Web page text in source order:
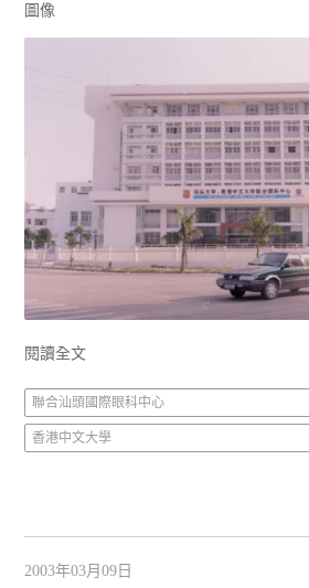
圖像
閱讀全文
聯合汕頭國際眼科中心
香港中文大學
2003年03月09日